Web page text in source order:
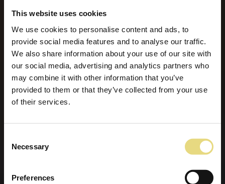
This website uses cookies
We use cookies to personalise content and ads, to
provide social media features and to analyse our traffic.
We also share information about your use of our site with
our social media, advertising and analytics partners who
may combine it with other information that you’ve
provided to them or that they’ve collected from your use
of their services.
Selection
Necessary
Preferences